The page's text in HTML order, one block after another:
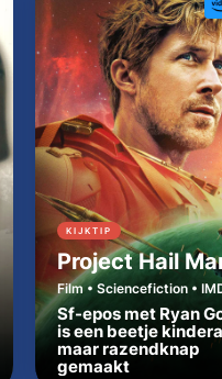
KIJKTIP
Project Hail
Film • Sciencefiction •
Sf-epos met Ryan
is een beetje
maar razendknap
gemaakt